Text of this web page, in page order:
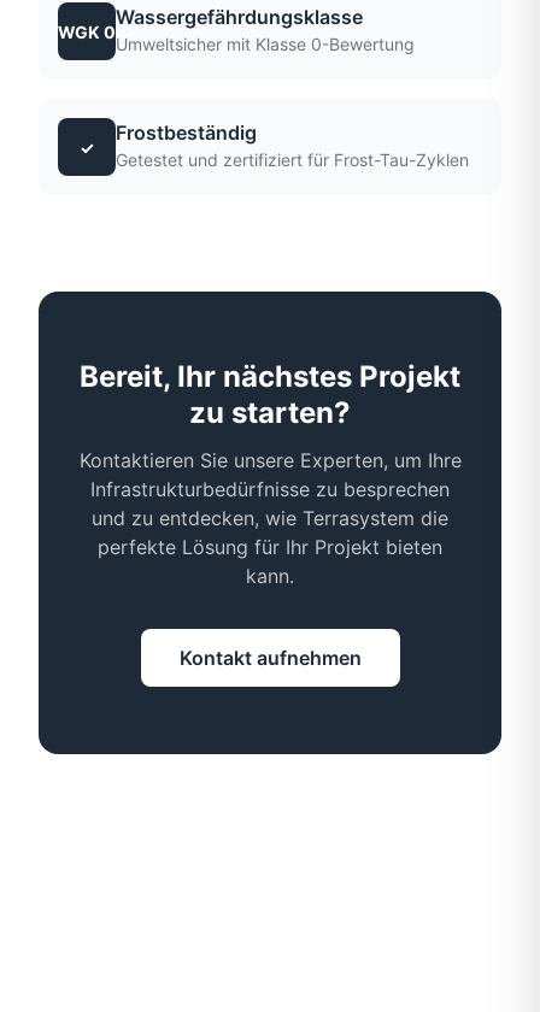
WGK 0
Wassergefährdungsklasse
Umweltsicher mit Klasse 0-Bewertung
✓
Frostbeständig
Getestet und zertifiziert für Frost-Tau-Zyklen
Bereit, Ihr nächstes Projekt
zu starten?
Kontaktieren Sie unsere Experten, um Ihre
Infrastrukturbedürfnisse zu besprechen
und zu entdecken, wie Terrasystem die
perfekte Lösung für Ihr Projekt bieten
kann.
Kontakt aufnehmen